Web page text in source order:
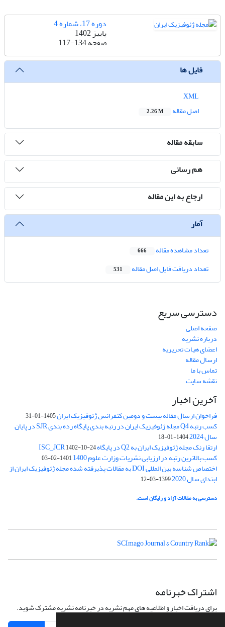
دوره 17، شماره 4
پاییز 1402
صفحه117-134
فایل ها
اصل مقاله
2.26 M
سابقه مقاله
هم رسانی
ارجاع به این مقاله
آمار
تعداد مشاهده مقاله 666
تعداد دریافت فایل اصل مقاله 531
دسترسی سریع
صفحه اصلی
درباره نشریه
اعضای هیات تحریریه
ارسال مقاله
تماس با ما
نقشه سایت
آخرین اخبار
فراخوان ارسال مقاله بیست و دومین کنفرانس ژئوفیزیک ایران1405-01-31
کسب رتبه Q4 مجله ژئوفیزیک ایران در رتبه بندی پایگاه رده بندی SJR در پایان
سال 2024 1404-01-18
ارتقا رنک مجله ژئوفیزیک ایران به Q2 در پایگاه ISC_JCR 1402-10-24
کسب بالاترین رتبه در ارزیابی نشریات وزارت علوم 1400 1401-02-03
اختصاص شناسه بین المللی DOI به مقالات پذیرفته شده مجله ژئوفیزیک ایران از
ابتدای سال 2020 1399-03-12
دسترسی به مقالات آزاد و رایگان است.
اشتراک خبرنامه
برای دریافت اخبار و اطلاعیه های مهم نشریه در خبرنامه نشریه مشترک شوید.